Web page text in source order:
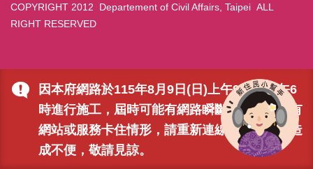
因本府網路於115年8月9日(日)上午9時至下午6
時進行施工，屆時可能有網路瞬斷之情形，若有
網站或服務卡住情形，請重新連線即可排除，造
成不便，敬請見諒。
COPYRIGHT 2012 Departement of Civil Affairs, Taipei ALL
RIGHT RESERVED